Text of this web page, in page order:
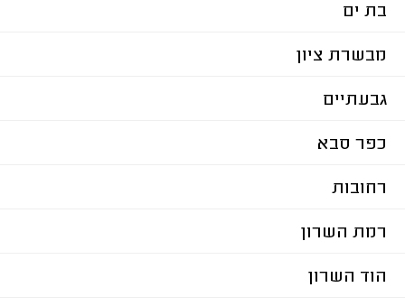
בת ים
מבשרת ציון
גבעתיים
כפר סבא
רחובות
רמת השרון
הוד השרון